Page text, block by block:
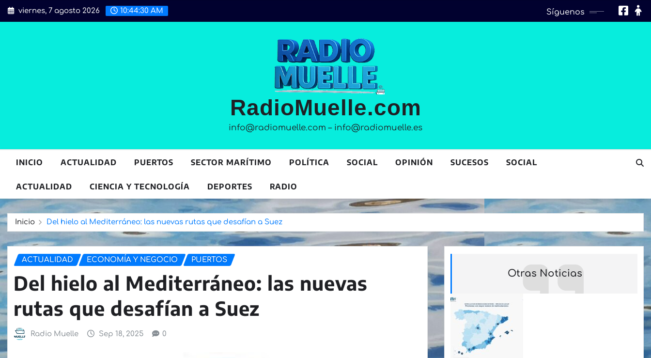
Saltar
al
viernes, 7 agosto 2026 10:44:31 AM Síguenos
RadioMuelle.com
info@radiomuelle.com – info@radiomuelle.es
INICIO ACTUALIDAD PUERTOS SECTOR MARÍTIMO POLÍTICA SOCIAL OPINIÓN SUCESOS SOCIAL
ACTUALIDAD CIENCIA Y TECNOLOGÍA DEPORTES RADIO
Inicio Del hielo al Mediterráneo: las nuevas rutas que desafían a Suez
ACTUALIDAD ECONOMÍA Y NEGOCIO PUERTOS
Del hielo al Mediterráneo: las nuevas
rutas que desafían a Suez
Radio Muelle Sep 18, 2025 0
Otras Noticias